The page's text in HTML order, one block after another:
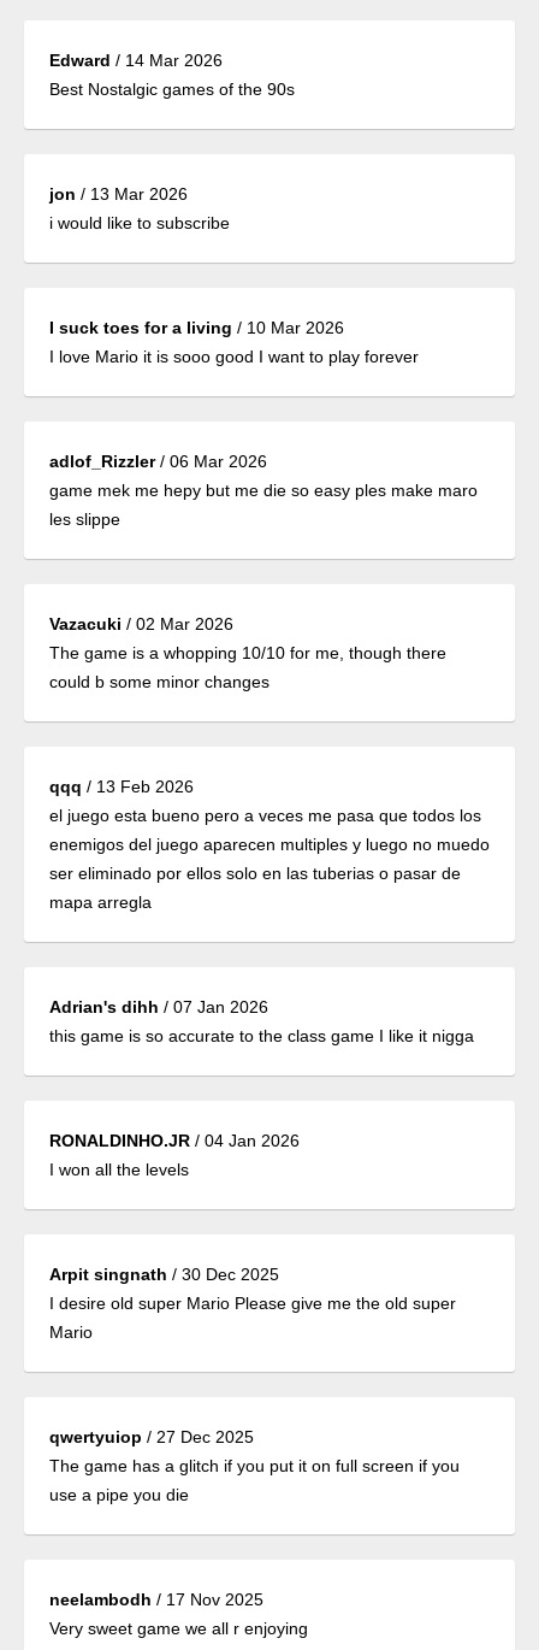
Edward / 14 Mar 2026
Best Nostalgic games of the 90s
jon / 13 Mar 2026
i would like to subscribe
I suck toes for a living / 10 Mar 2026
I love Mario it is sooo good I want to play forever
adlof_Rizzler/ 06 Mar 2026
game mek me hepy but me die so easy ples make maro
les slippe
Vazacuki / 02 Mar 2026
The game is a whopping 10/10 for me, though there
could b some minor changes
qqq / 13 Feb 2026
el juego esta bueno pero a veces me pasa que todos los
enemigos del juego aparecen multiples y luego no muedo
ser eliminado por ellos solo en las tuberias o pasar de
mapa arregla
Adrian's dihh / 07 Jan 2026
this game is so accurate to the class game I like it nigga
RONALDINHO.JR / 04 Jan 2026
I won all the levels
Arpit singnath / 30 Dec 2025
I desire old super Mario Please give me the old super
Mario
qwertyuiop / 27 Dec 2025
The game has a glitch if you put it on full screen if you
use a pipe you die
neelambodh / 17 Nov 2025
Very sweet game we all r enjoying